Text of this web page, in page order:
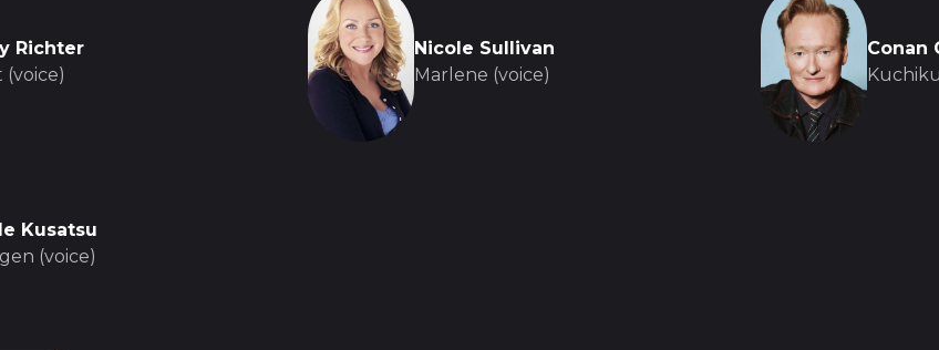
Richter
(voice)
Nicole Sullivan
Marlene (voice)
Conan
Kusatsu
(voice)